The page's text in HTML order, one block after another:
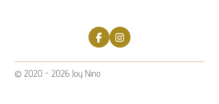
F
a
c
b
I
n
s
© 2020 - 2026 Joy Nino